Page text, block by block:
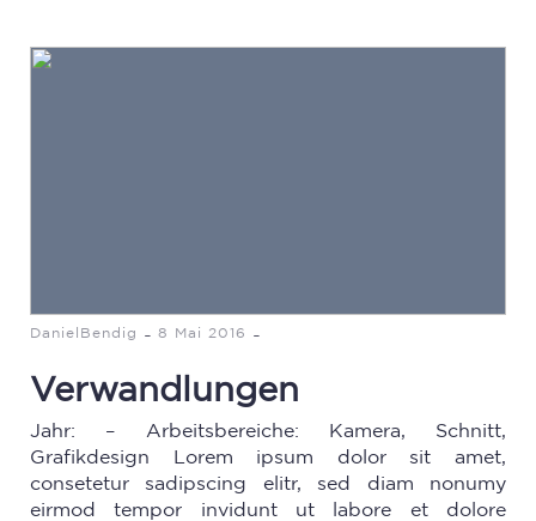
DanielBendig - 8 Mai 2016 -
Verwandlungen
Jahr: – Arbeitsbereiche: Kamera, Schnitt,
Grafikdesign Lorem ipsum dolor sit amet,
consetetur sadipscing elitr, sed diam nonumy
eirmod tempor invidunt ut labore et dolore